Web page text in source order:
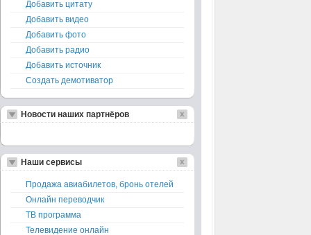
Добавить цитату
Добавить видео
Добавить фото
Добавить радио
Добавить источник
Создать демотиватор
Новости наших партнёров
Наши сервисы
Продажа авиабилетов, бронь отелей
Онлайн переводчик
ТВ программа
Телевидение онлайн